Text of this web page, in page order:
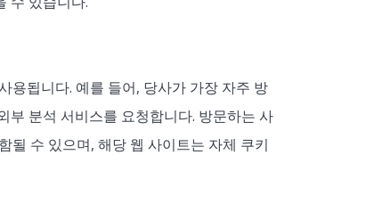
용됩니다. 예를 들어, 당사가 가장 자주 방
부 분석 서비스를 요청합니다. 방문하는 사
될 수 있으며, 해당 웹 사이트는 자체 쿠키